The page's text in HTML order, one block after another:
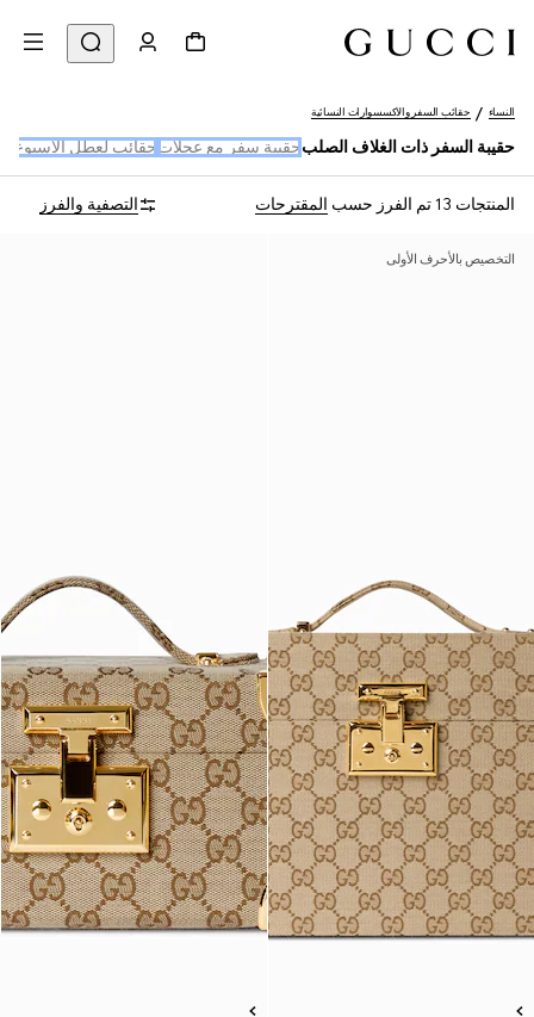
النساء حقائب السفر والاكسسوارات النسائية
حقيبة السفر ذات الغلاف الصلب حقيبة سفر مع عجلات حقائب لعطل الأسبوع
المنتجات 13 تم الفرز حسب المقترحات التصفية والفرز
التخصيص بالأحرف الأولى